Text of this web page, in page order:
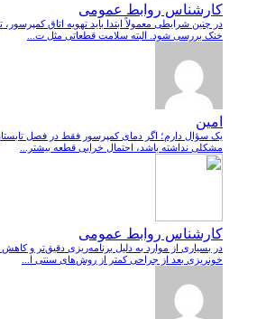
کارشناس روابط عمومی
در چنین شرایطی معمولاً ابتدا باید تهویه اتاق
خنک بررسی شود. البته سلامت قطعاتی مثل ت...
امین
یک سؤال دارم؛ اگر دمای کمپرسور فقط در فصل
مشکلی نداشته باشد، احتمال خرابی قطعه بیشتر...
کارشناس روابط عمومی
در بسیاری از موارد به دلیل برنامه‌ریزی دقیق‌تر و
خونریزی بعد از جراحی کمتر از روش‌های سنتی ا...